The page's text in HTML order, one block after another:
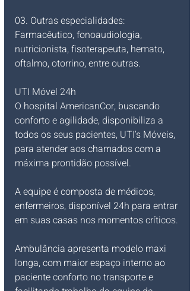
03. Outras especialidades:
Farmacêutico, fonoaudiologia,
nutricionista, fisoterapeuta, hemato,
oftalmo, otorrino, entre outras.
UTI Móvel 24h
O hospital AmericanCor, buscando
conforto e agilidade, disponibiliza a
todos os seus pacientes, UTI’s Móveis,
para atender aos chamados com a
máxima prontidão possível.
A equipe é composta de médicos,
enfermeiros, disponível 24h para entrar
em suas casas nos momentos críticos.
Ambulância apresenta modelo maxi
longa, com maior espaço interno ao
paciente conforto no transporte e